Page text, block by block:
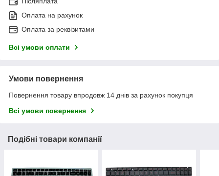
Оплата на рахунок
Оплата за реквізитами
Всі умови оплати
Умови повернення
Повернення товару впродовж 14 днів за рахунок покупця
Всі умови повернення
Подібні товари компанії